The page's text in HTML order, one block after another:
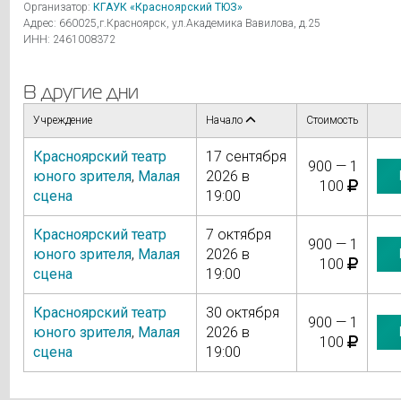
Организатор: КГАУК «Красноярский ТЮЗ»
Адрес: 660025,г.Красноярск, ул.Академика Вавилова, д.25
ИНН: 2461008372
В другие дни
Учреждение Начало Стоимость
Красноярский театр
юного зрителя, Малая
сцена
17 сентября
2026 в
19:00
900 — 1
100
Красноярский театр
юного зрителя, Малая
сцена
7 октября
2026 в
19:00
900 — 1
100
Красноярский театр
юного зрителя, Малая
сцена
30 октября
2026 в
19:00
900 — 1
100